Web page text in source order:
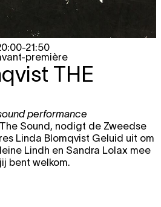
-21:50
première
THE
performance
Sound, nodigt de Zweedse
Linda Blomqvist Geluid uit om
Lindh en Sandra Lolax mee
bent welkom.